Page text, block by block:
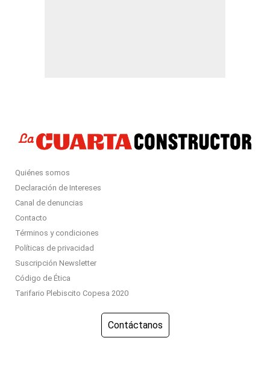
Quiénes somos
Declaración de Intereses
Canal de denuncias
Contacto
Términos y condiciones
Políticas de privacidad
Suscripción Newsletter
Código de Ética
Tarifario Plebiscito Copesa 2020
Contáctanos